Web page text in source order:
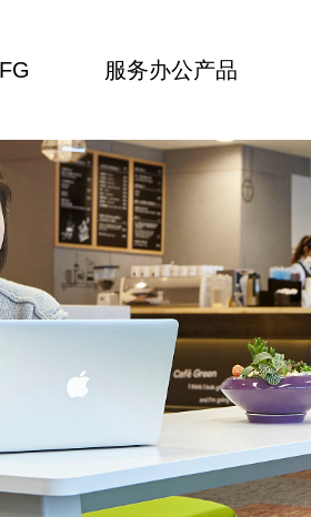
服务办公产品